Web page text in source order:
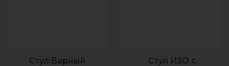
Стул Барный
Стул ИЗО c